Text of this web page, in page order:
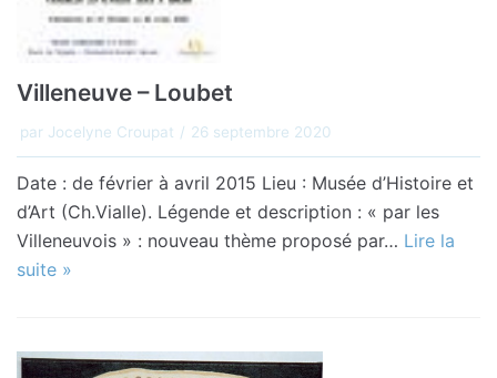
Villeneuve – Loubet
par Jocelyne Croupat 26 septembre 2020
Date : de février à avril 2015 Lieu : Musée d’Histoire et
d’Art (Ch.Vialle). Légende et description : « par les
Villeneuvois » : nouveau thème proposé par… Lire la
suite »